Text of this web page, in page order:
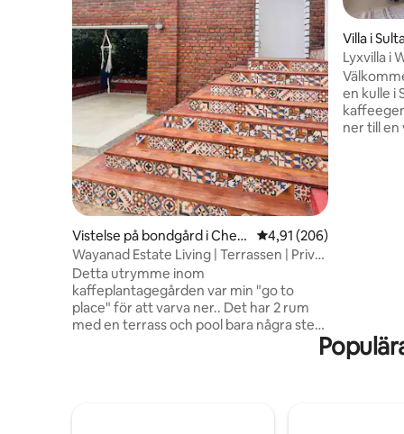
Vistelse på bondgård i Cher
ukattoor
4,91 av 5 i
4,91 (206)
Wayanad Estate Living | Terrassen | Privat
pool
Detta utrymme inom
kaffeplantagegården var min "go to
place" för att varva ner.. Det har 2 rum
med en terrass och pool bara några steg
bort.. utrymmet har allt jag kan tänka mig
Villa i
Lyxvilla i
trädgård
en kulle i
ner till en